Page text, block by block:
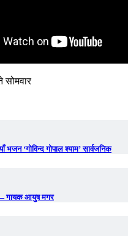
‘गोविन्द गोपाल श्याम’ सार्वजनिक
— गायक आयुष मगर